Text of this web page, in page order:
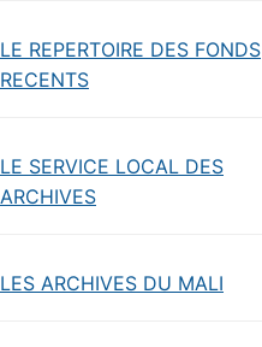
LE REPERTOIRE DES FONDS
RECENTS
LE SERVICE LOCAL DES
ARCHIVES
LES ARCHIVES DU MALI